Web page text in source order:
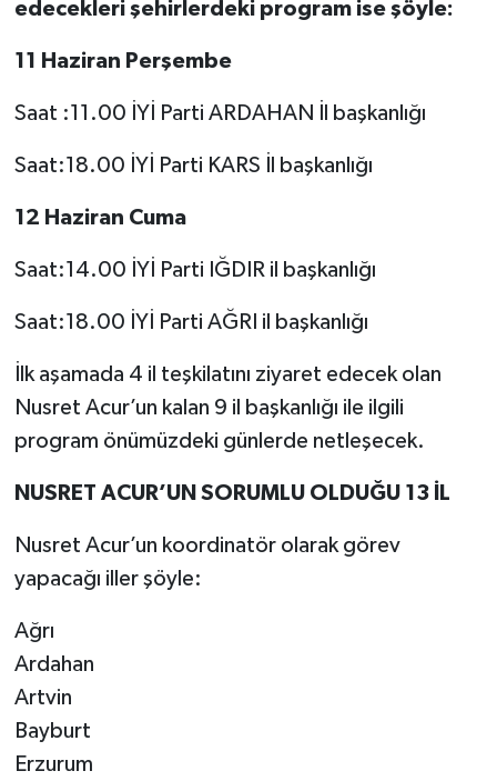
edecekleri şehirlerdeki program ise şöyle:
11 Haziran Perşembe
Saat :11.00 İYİ Parti ARDAHAN İl başkanlığı
Saat:18.00 İYİ Parti KARS İl başkanlığı
12 Haziran Cuma
Saat:14.00 İYİ Parti IĞDIR il başkanlığı
Saat:18.00 İYİ Parti AĞRI il başkanlığı
İlk aşamada 4 il teşkilatını ziyaret edecek olan
Nusret Acur’un kalan 9 il başkanlığı ile ilgili
program önümüzdeki günlerde netleşecek.
NUSRET ACUR’UN SORUMLU OLDUĞU 13 İL
Nusret Acur’un koordinatör olarak görev
yapacağı iller şöyle:
Ağrı
Ardahan
Artvin
Bayburt
Erzurum